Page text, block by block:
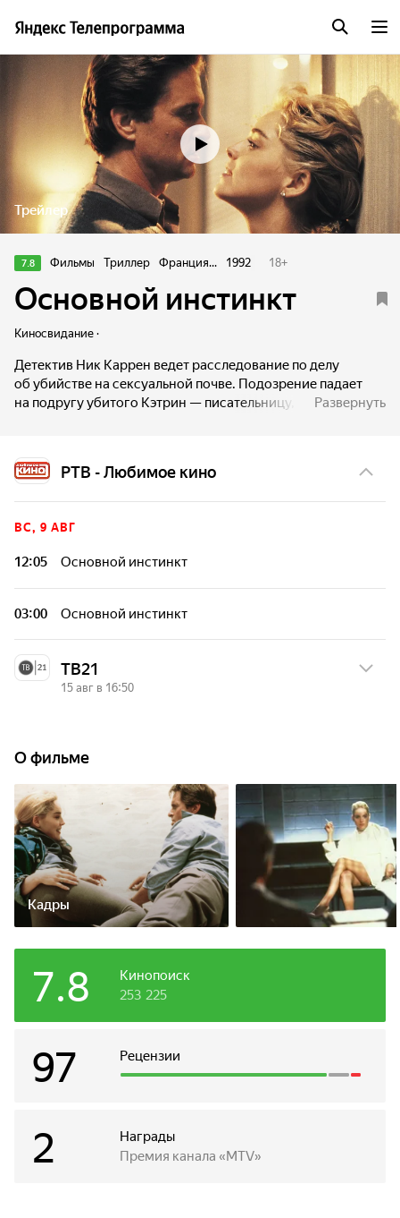
Трейлер
7.8 Фильмы Триллер Франция... 1992 18+
Основной инстинкт
Киносвидание ·
Детектив Ник Каррен ведет расследование по делу
об убийстве на сексуальной почве. Подозрение падает
на подругу убитого Кэтрин — писательницу, автора
Но обворожительная, неимоверно сексуальная
писательница обладает удивительной способностью
Развернуть
РТВ - Любимое кино
ВС, 9 АВГ
12:05 Основной инстинкт
03:00 Основной инстинкт
ТВ21
15 авг в 16:50
16:50 Основной инстинкт
О фильме
Кадры
Кинопоиск
7.8 253 225
Рецензии
97
Награды
2 Премия канала «MTV»